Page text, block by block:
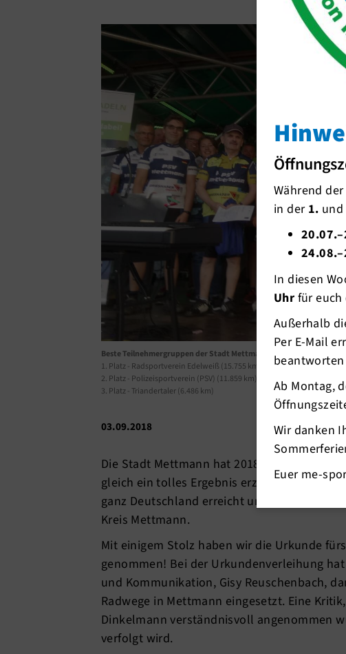
Beste Teilnehmergruppen der Stadt Mettmann
1. Platz - Radsportverein Edelweiß (15.755 km)
2. Platz - Polizeisportverein (PSV) (11.859 km)
3. Platz - Triandertaler (6.486 km)
03.09.2018
Die Stadt Mettmann hat 2018 zum ersten
gleich ein tolles Ergebnis erzielt. Der Kreis
ganz Deutschland erreicht und die Stadt
Kreis Mettmann.
Mit einigem Stolz haben wir die Urkunde
genommen! Bei der Urkundenverleihung
und Kommunikation, Gisy Reuschenbach,
Radwege in Mettmann eingesetzt. Eine
Dinkelmann verständnisvoll angenommen
verfolgt wird.
Während
in der1. und
In diesen
Uhr für euch
Außerhalb
Per E-Mail
Ab Montag,
Wir danken
Euer me-